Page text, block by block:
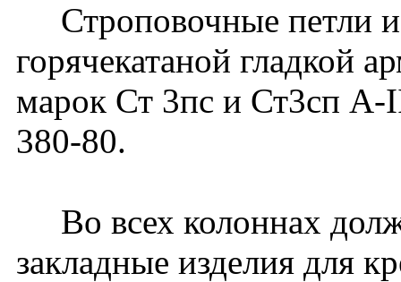
Строповочные петли
горячекатаной гладкой
марок Ст 3пс и Ст3сп
380-80.
Во всех колоннах
закладные изделия для